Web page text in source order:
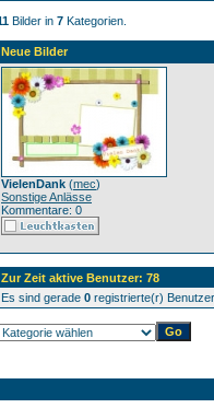
Bilder in 7 Kategorien.
Neue Bilder
VielenDank (mec)
Sonstige Anlässe
Kommentare: 0
Zur Zeit aktive Benutzer: 78
Es sind gerade 0 registrierte(r)